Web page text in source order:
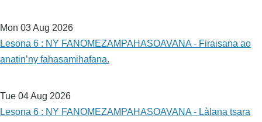
Mon 03 Aug 2026
Lesona 6 : NY FANOMEZAMPAHASOAVANA - Firaisana ao
anatin’ny fahasamihafana.
Tue 04 Aug 2026
Lesona 6 : NY FANOMEZAMPAHASOAVANA - Làlana tsara